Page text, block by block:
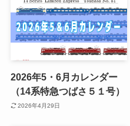
2026年5・6月カレンダー
（14系特急つばさ５１号）
2026年4月29日